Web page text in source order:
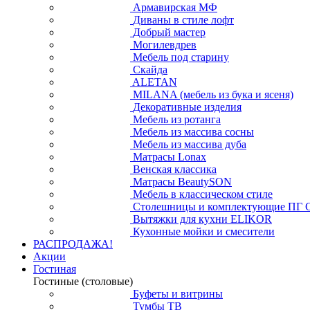
Армавирская МФ
Диваны в стиле лофт
Добрый мастер
Могилевдрев
Мебель под старину
Скайда
ALETAN
MILANA (мебель из бука и ясеня)
Декоративные изделия
Мебель из ротанга
Мебель из массива сосны
Мебель из массива дуба
Матрасы Lonax
Венская классика
Матрасы BeautySON
Мебель в классическом стиле
Столешницы и комплектующие ПГ
Вытяжки для кухни ELIKOR
Кухонные мойки и смесители
РАСПРОДАЖА!
Акции
Гостиная
Гостиные (столовые)
Буфеты и витрины
Тумбы ТВ